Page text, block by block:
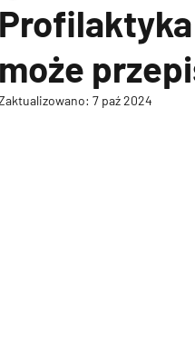
może
7 paź 2024